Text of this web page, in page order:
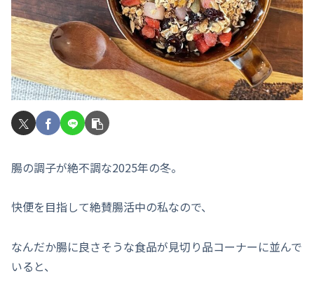
腸の調子が絶不調な2025年の冬。
快便を目指して絶賛腸活中の私なので、
なんだか腸に良さそうな食品が見切り品コーナーに並んで
いると、